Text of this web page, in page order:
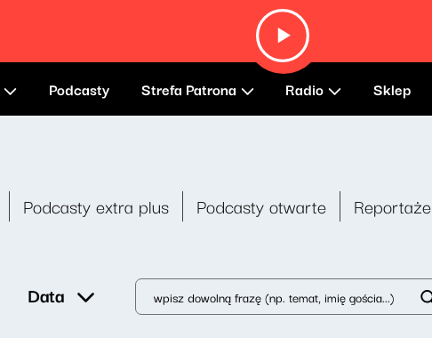
Podcasty Strefa Patrona Radio Sklep
Podcasty extra plus Podcasty otwarte Reportaże
Data